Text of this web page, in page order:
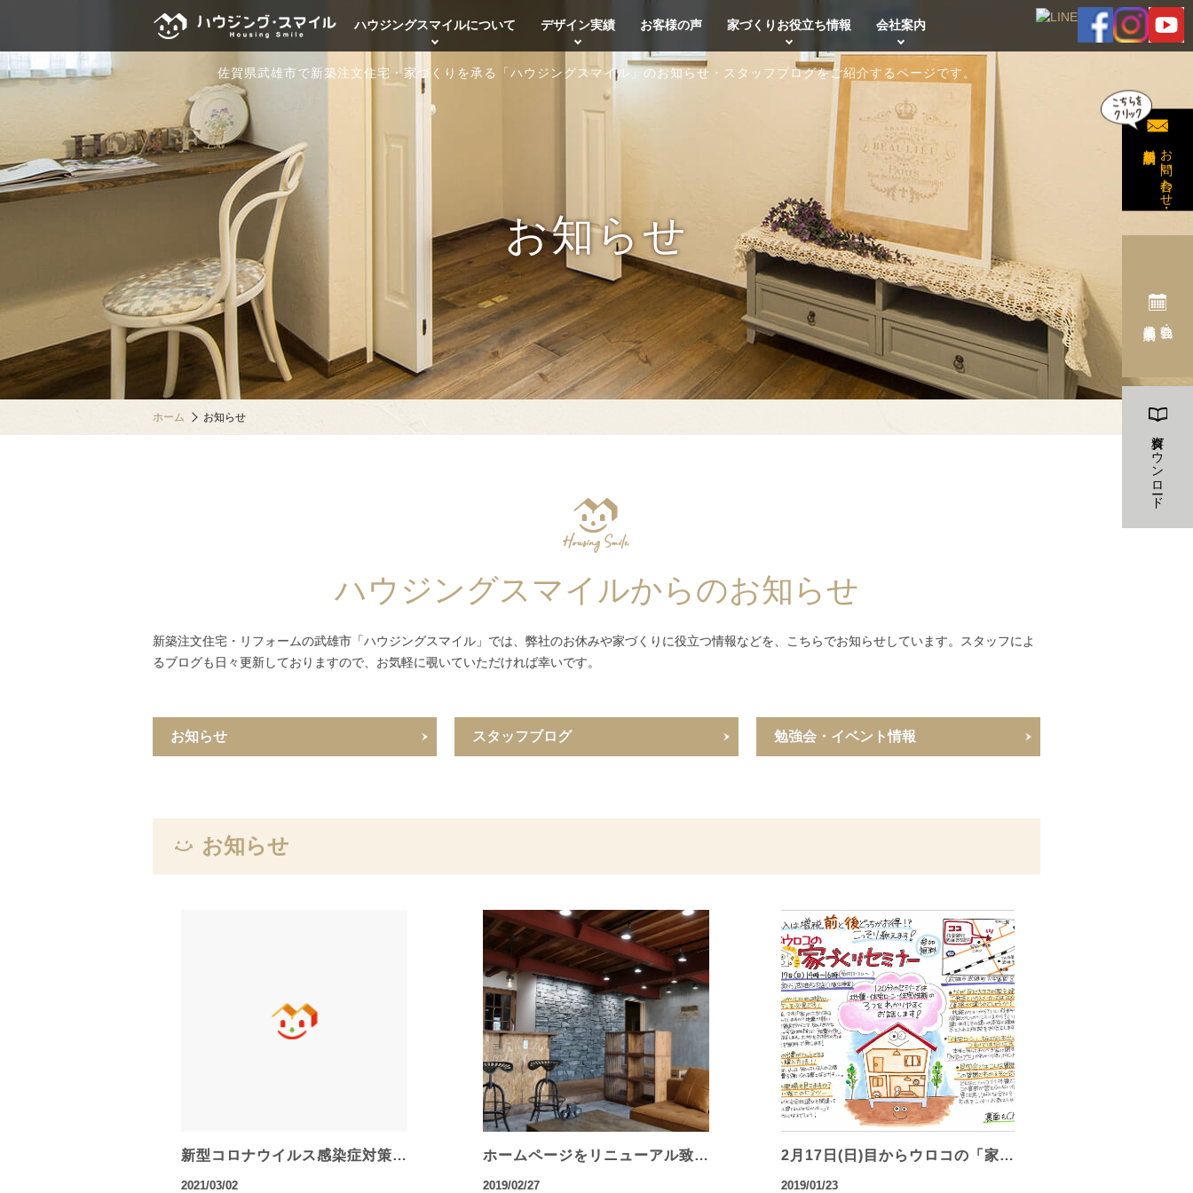
佐賀県武雄市で新築注文住宅・家づくりを承る「ハウジングスマイル」のお知らせ・スタッフブログをご紹介するページです。
お知らせ
ハウジングスマイルについて デザイン実績 お客様の声 家づくりお役立ち情報 会社案内
ホーム お知らせ
ハウジングスマイルからのお知らせ
新築注文住宅・リフォームの武雄市「ハウジングスマイル」では、弊社のお休みや家づくりに役立つ情報などを、こちらでお知らせしています。スタッフによ
るブログも日々更新しておりますので、お気軽に覗いていただければ幸いです。
お知らせ スタッフブログ 勉強会・イベント情報
お知らせ
新型コロナウイルス感染症対策…
2021/03/02
ホームページをリニューアル致…
2019/02/27
2月17日(日)目からウロコの「家…
2019/01/23
お問い合わせ・
資料ダウンロード